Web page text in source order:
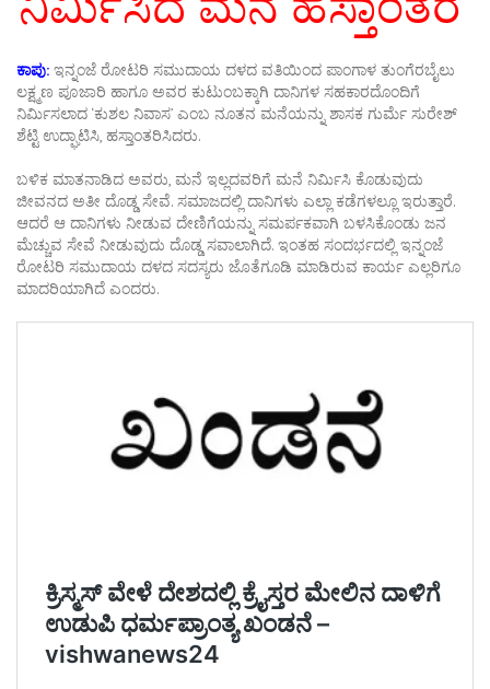
ಕಾಪು: ಇನ್ನಂಜೆ ರೋಟರಿ ಸಮುದಾಯ ದಳದ ವತಿಯಿಂದ ಪಾಂಗಾಳ ತುಂಗೆರಬೈಲು
ಲಕ್ಷ್ಮಣ ಪೂಜಾರಿ ಹಾಗೂ ಅವರ ಕುಟುಂಬಕ್ಕಾಗಿ ದಾನಿಗಳ ಸಹಕಾರದೊಂದಿಗೆ
ನಿರ್ಮಿಸಲಾದ ‘ಕುಶಲ ನಿವಾಸ’ ಎಂಬ ನೂತನ ಮನೆಯನ್ನು ಶಾಸಕ ಗುರ್ಮೆ ಸುರೇಶ್
ಶೆಟ್ಟಿ ಉದ್ಘಾಟಿಸಿ, ಹಸ್ತಾಂತರಿಸಿದರು.
ಬಳಿಕ ಮಾತನಾಡಿದ ಅವರು, ಮನೆ ಇಲ್ಲದವರಿಗೆ ಮನೆ ನಿರ್ಮಿಸಿ ಕೊಡುವುದು
ಜೀವನದ ಅತೀ ದೊಡ್ಡ ಸೇವೆ. ಸಮಾಜದಲ್ಲಿ ದಾನಿಗಳು ಎಲ್ಲಾ ಕಡೆಗಳಲ್ಲೂ ಇರುತ್ತಾರೆ.
ಆದರೆ ಆ ದಾನಿಗಳು ನೀಡುವ ದೇಣಿಗೆಯನ್ನು ಸಮರ್ಪಕವಾಗಿ ಬಳಸಿಕೊಂಡು ಜನ
ಮೆಚ್ಚುವ ಸೇವೆ ನೀಡುವುದು ದೊಡ್ಡ ಸವಾಲಾಗಿದೆ. ಇಂತಹ ಸಂದರ್ಭದಲ್ಲಿ ಇನ್ನಂಜೆ
ರೋಟರಿ ಸಮುದಾಯ ದಳದ ಸದಸ್ಯರು ಜೊತೆಗೂಡಿ ಮಾಡಿರುವ ಕಾರ್ಯ ಎಲ್ಲರಿಗೂ
ಮಾದರಿಯಾಗಿದೆ ಎಂದರು.